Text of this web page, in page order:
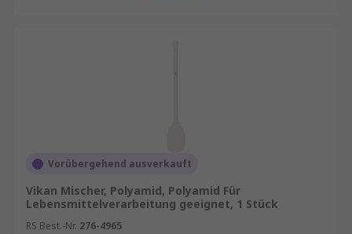
Vorübergehend ausverkauft
Vikan Mischer, Polyamid, Polyamid Für
Lebensmittelverarbeitung geeignet, 1 Stück
RS Best.-Nr. 276-4965